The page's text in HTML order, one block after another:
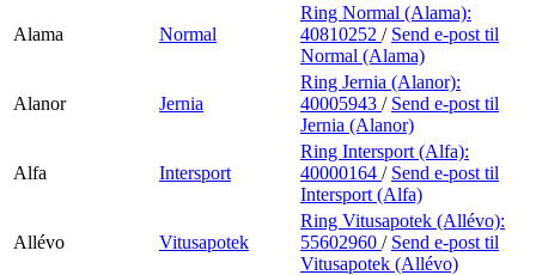
Alama Normal
Ring Normal (Alama):
40810252 / Send e-post til
Normal (Alama)
Alanor Jernia
Ring Jernia (Alanor):
40005943 / Send e-post til
Jernia (Alanor)
Alfa Intersport
Ring Intersport (Alfa):
40000164 / Send e-post til
Intersport (Alfa)
Allévo Vitusapotek
Ring Vitusapotek (Allévo):
55602960 / Send e-post til
Vitusapotek (Allévo)